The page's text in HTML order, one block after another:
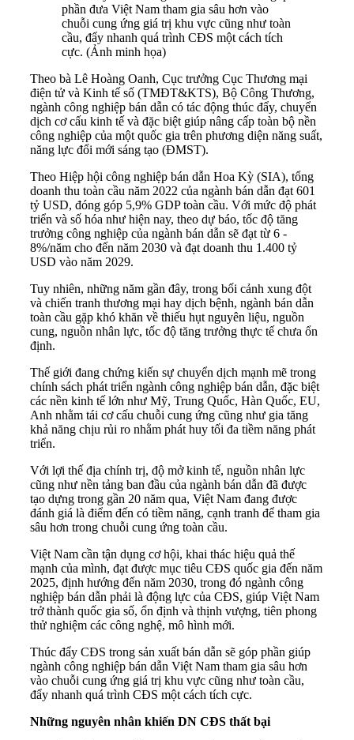
phần đưa Việt Nam tham gia sâu hơn vào
chuỗi cung ứng giá trị khu vực cũng như toàn
cầu, đẩy nhanh quá trình CĐS một cách tích
cực. (Ảnh minh họa)
Theo bà Lê Hoàng Oanh, Cục trưởng Cục Thương mại
điện tử và Kinh tế số (TMĐT&KTS), Bộ Công Thương,
ngành công nghiệp bán dẫn có tác động thúc đẩy, chuyển
dịch cơ cấu kinh tế và đặc biệt giúp nâng cấp toàn bộ nền
công nghiệp của một quốc gia trên phương diện năng suất,
năng lực đổi mới sáng tạo (ĐMST).
Theo Hiệp hội công nghiệp bán dẫn Hoa Kỳ (SIA), tổng
doanh thu toàn cầu năm 2022 của ngành bán dẫn đạt 601
tỷ USD, đóng góp 5,9% GDP toàn cầu. Với mức độ phát
triển và số hóa như hiện nay, theo dự báo, tốc độ tăng
trưởng công nghiệp của ngành bán dẫn sẽ đạt từ 6 -
8%/năm cho đến năm 2030 và đạt doanh thu 1.400 tỷ
USD vào năm 2029.
Tuy nhiên, những năm gần đây, trong bối cảnh xung đột
và chiến tranh thương mại hay dịch bệnh, ngành bán dẫn
toàn cầu gặp khó khăn về thiếu hụt nguyên liệu, nguồn
cung, nguồn nhân lực, tốc độ tăng trưởng thực tế chưa ổn
định.
Thế giới đang chứng kiến sự chuyển dịch mạnh mẽ trong
chính sách phát triển ngành công nghiệp bán dẫn, đặc biệt
các nền kinh tế lớn như Mỹ, Trung Quốc, Hàn Quốc, EU,
Anh nhằm tái cơ cấu chuỗi cung ứng cũng như gia tăng
khả năng chịu rủi ro nhằm phát huy tối đa tiềm năng phát
triển.
Với lợi thế địa chính trị, độ mở kinh tế, nguồn nhân lực
cũng như nền tảng ban đầu của ngành bán dẫn đã được
tạo dựng trong gần 20 năm qua, Việt Nam đang được
đánh giá là điểm đến có tiềm năng, cạnh tranh để tham gia
sâu hơn trong chuỗi cung ứng toàn cầu.
Việt Nam cần tận dụng cơ hội, khai thác hiệu quả thế
mạnh của mình, đạt được mục tiêu CĐS quốc gia đến năm
2025, định hướng đến năm 2030, trong đó ngành công
nghiệp bán dẫn phải là động lực của CĐS, giúp Việt Nam
trở thành quốc gia số, ổn định và thịnh vượng, tiên phong
thử nghiệm các công nghệ, mô hình mới.
Thúc đẩy CĐS trong sản xuất bán dẫn sẽ góp phần giúp
ngành công nghiệp bán dẫn Việt Nam tham gia sâu hơn
vào chuỗi cung ứng giá trị khu vực cũng như toàn cầu,
đẩy nhanh quá trình CĐS một cách tích cực.
Những nguyên nhân khiến DN CĐS thất bại